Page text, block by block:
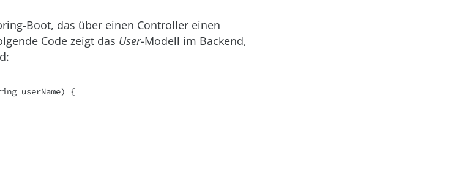
Boot, das über einen Controller einen
Code zeigt das User-Modell im Backend,
userName) {